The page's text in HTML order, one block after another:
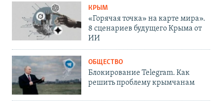
КРЫМ
«Горячая точка» на карте мира».
8 сценариев будущего Крыма от
ИИ
ОБЩЕСТВО
Блокирование Telegram. Как
решить проблему крымчанам